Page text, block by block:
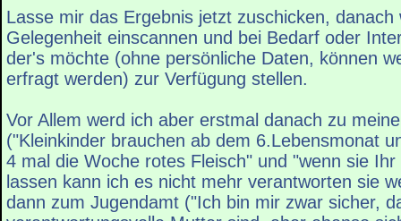
Lasse mir das Ergebnis jetzt zuschicken, danach
Gelegenheit einscannen und bei Bedarf oder
der's möchte (ohne persönliche Daten, können
erfragt werden) zur Verfügung stellen.
Vor Allem werd ich aber erstmal danach zu
("Kleinkinder brauchen ab dem 6.Lebensmonat
4 mal die Woche rotes Fleisch" und "wenn sie
lassen kann ich es nicht mehr verantworten sie
dann zum Jugendamt ("Ich bin mir zwar sicher,